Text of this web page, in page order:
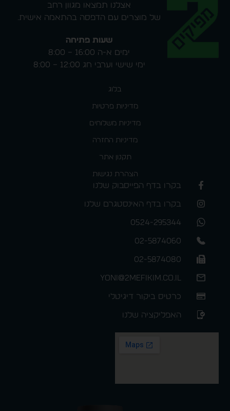
אצלנו תמצאו מגוון רחב
של מוצרים עם הדפסה בהתאמה אישית.
שעות פתיחה
ימים א-ה 16:00 – 8:00
ימי שישי וערבי חג 12:00 – 8:00
בלוג
מדיניות פרטיות
מדיניות משלוחים
מדיניות החזרה
תקנון אתר
הצהרת נגישות
בקרו בדף הפייסבוק שלנו
בקרו בדף האינסטגרם שלנו
0524-295344
02-5874060
02-5874080
yoni@2mefikim.co.il
כרטיס ביקור דיגיטלי
האפליקציה שלנו